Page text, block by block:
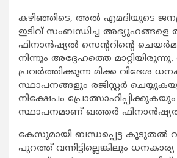
കഴിഞ്ഞിടെ, അല്‍ എമദിയുടെ
ഇടിവ് സംബന്ധിച്ച അഭ്യൂഹങ്ങളെ
ഫിനാന്‍ഷ്യല്‍ സെന്ററിന്റെ
നിന്നും അദ്ദേഹത്തെ
പ്രവര്‍ത്തിക്കുന്ന മിക്ക വിദേശ
സ്ഥാപനങ്ങളും രജിസ്റ്റര്‍
നിക്ഷേപം
സ്ഥാപനമാണ് ഖത്തര്‍
കേസുമായി ബന്ധപ്പെട്ട കൂടുതല്‍
പുറത്ത് വന്നിട്ടില്ലെങ്കിലും